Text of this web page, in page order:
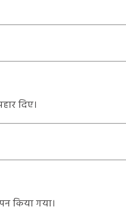
दिए।
किया गया।